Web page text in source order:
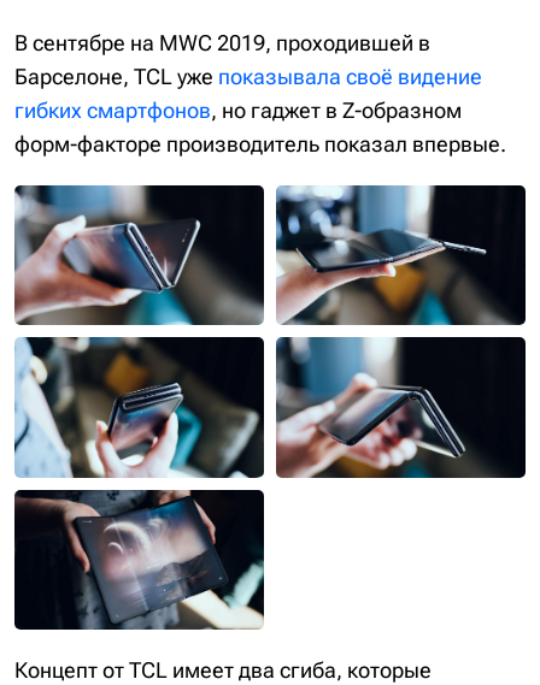
В сентябре на MWC 2019, проходившей в
Барселоне, TCL уже показывала своё видение
гибких смартфонов, но гаджет в Z-образном
форм-факторе производитель показал впервые.
Концепт от TCL имеет два сгиба, которые